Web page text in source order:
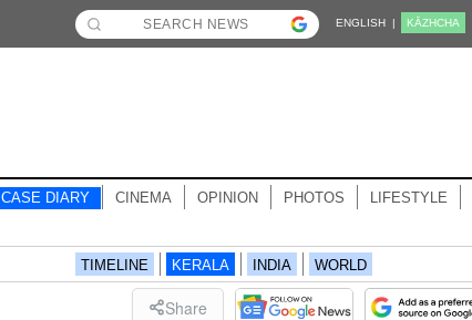
ENGLISH | KĀZHCHA
CASE DIARY CINEMA OPINION PHOTOS LIFESTYLE
TIMELINE KERALA INDIA WORLD
Share